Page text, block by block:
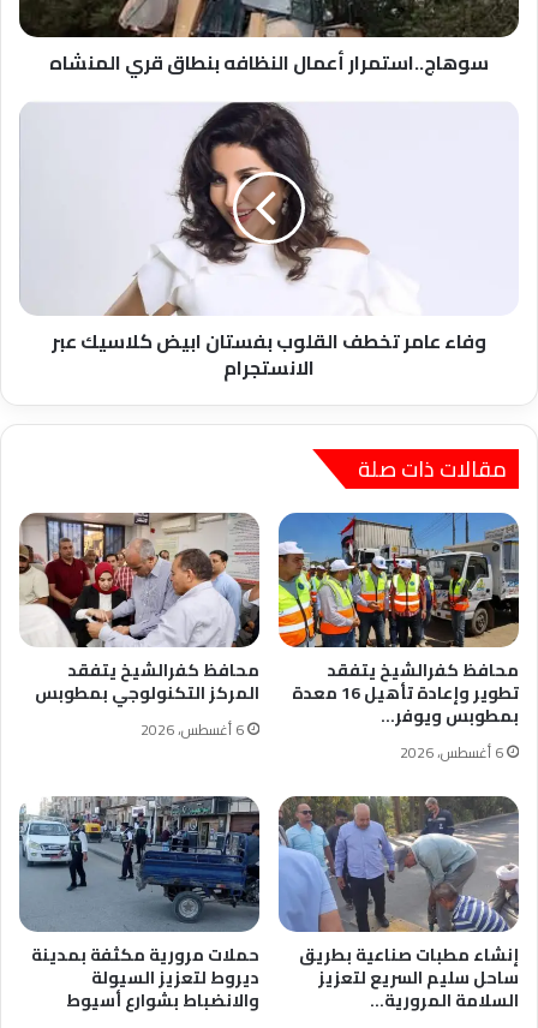
سوهاج..استمرار أعمال النظافه بنطاق قري المنشاه
وفاء عامر تخطف القلوب بفستان ابيض كلاسيك عبر
الانستجرام
مقالات ذات صلة
محافظ كفرالشيخ يتفقد
تطوير وإعادة تأهيل 16 معدة
بمطوبس ويوفر…
6 أغسطس، 2026
محافظ كفرالشيخ يتفقد
المركز التكنولوجي بمطوبس
6 أغسطس، 2026
إنشاء مطبات صناعية بطريق
ساحل سليم السريع لتعزيز
السلامة المرورية…
حملات مرورية مكثفة بمدينة
ديروط لتعزيز السيولة
والانضباط بشوارع أسيوط